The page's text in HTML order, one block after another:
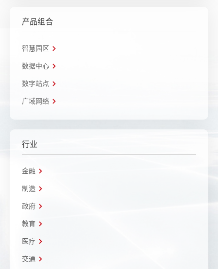
产品组合
智慧园区
数据中心
数字站点
广域网络
行业
金融
制造
政府
教育
医疗
交通